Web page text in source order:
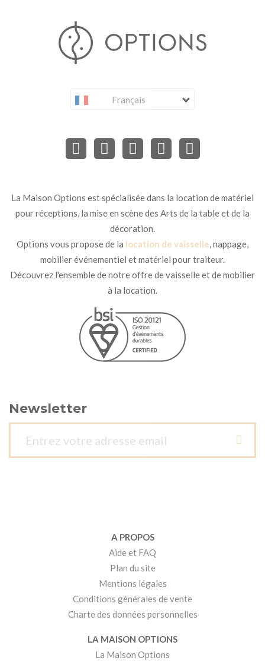
Français
La Maison Options est spécialisée dans la location de matériel
pour réceptions, la mise en scène des Arts de la table et de la
décoration.
Options vous propose de la location de vaisselle, nappage,
mobilier événementiel et matériel pour traiteur.
Découvrez l'ensemble de notre offre de vaisselle et de mobilier
à la location.
Newsletter
A PROPOS
Aide et FAQ
Plan du site
Mentions légales
Conditions générales de vente
Charte des données personnelles
LA MAISON OPTIONS
La Maison Options